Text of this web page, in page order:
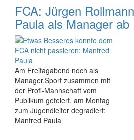
FCA: Jürgen
Paula als Manager ab
Am Freitagabend noch als
Manager.Sport zusammen mit
der Profi-Mannschaft vom
Publikum gefeiert, am Montag
zum Jugendleiter degradiert:
Manfred Paula